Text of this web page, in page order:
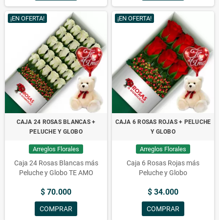
¡EN OFERTA!
CAJA 24 ROSAS BLANCAS +
PELUCHE Y GLOBO
Arreglos Florales
Caja 24 Rosas Blancas más
Peluche y Globo TE AMO
$ 70.000
COMPRAR
¡EN OFERTA!
CAJA 6 ROSAS ROJAS + PELUCHE
Y GLOBO
Arreglos Florales
Caja 6 Rosas Rojas más
Peluche y Globo
$ 34.000
COMPRAR